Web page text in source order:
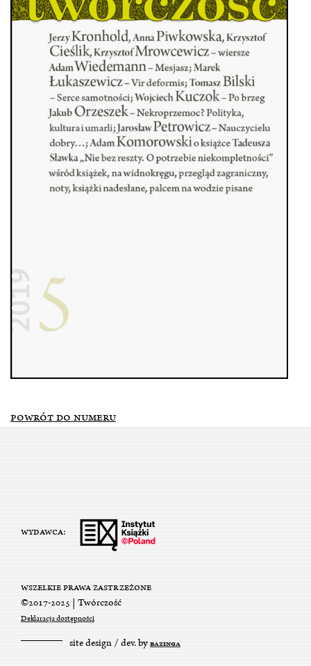
POWRÓT DO NUMERU
WYDAWCA:
WSZELKIE PRAWA ZASTRZEŻONE
©2017-2025 | Twórczość
Deklaracja dostępności
site design / dev. byBAZINGA